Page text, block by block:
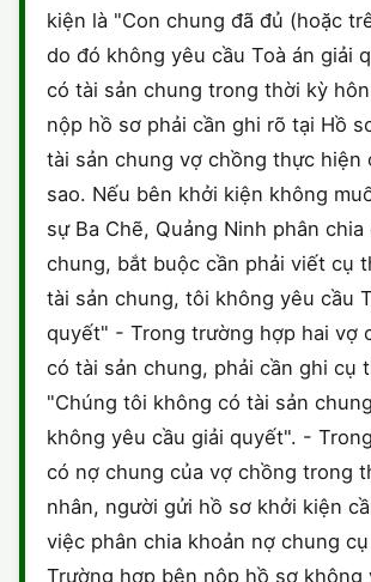
kiện là "Con chung đã đủ (hoặc
do đó không yêu cầu Toà án giải
có tài sản chung trong thời kỳ
nộp hồ sơ phải cần ghi rõ tại Hồ
tài sản chung vợ chồng thực hiện
sao. Nếu bên khởi kiện không
sự Ba Chẽ, Quảng Ninh phân chia
chung, bắt buộc cần phải viết cụ
tài sản chung, tôi không yêu cầu
quyết" - Trong trường hợp hai vợ
có tài sản chung, phải cần ghi cụ
"Chúng tôi không có tài sản
không yêu cầu giải quyết". -
có nợ chung của vợ chồng trong
nhân, người gửi hồ sơ khởi kiện
việc phân chia khoản nợ chung
Trường hợp bên nộp hồ sơ không